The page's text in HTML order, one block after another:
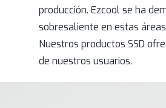
producción. Ezcool se ha
sobresaliente en estas
Nuestros productos SSD
de nuestros usuarios.